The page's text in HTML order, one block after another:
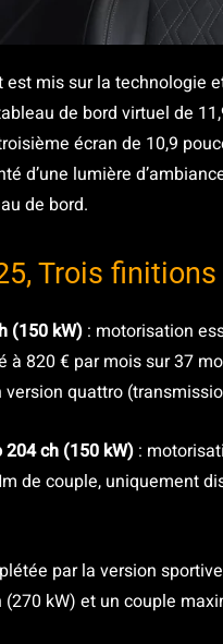
est mis sur la
de bord virtuel de
écran de 10,9
d’une lumière
de bord.
Trois
(150 kW) : motorisation
à 820 € par mois sur 37
quattro
ch (150 kW) :
de couple, uniquement
par la version sportive
kW) et un couple